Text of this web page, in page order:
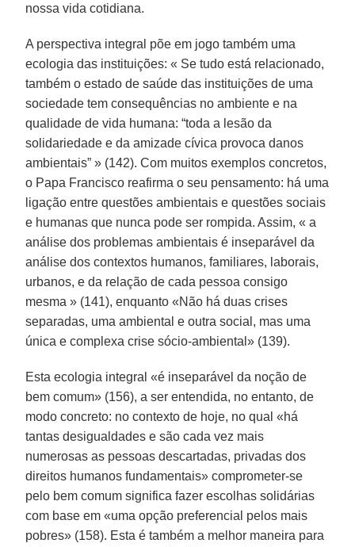
nossa vida cotidiana.
A perspectiva integral põe em jogo também uma
ecologia das instituições: « Se tudo está relacionado,
também o estado de saúde das instituições de uma
sociedade tem consequências no ambiente e na
qualidade de vida humana: “toda a lesão da
solidariedade e da amizade cívica provoca danos
ambientais” » (142). Com muitos exemplos concretos,
o Papa Francisco reafirma o seu pensamento: há uma
ligação entre questões ambientais e questões sociais
e humanas que nunca pode ser rompida. Assim, « a
análise dos problemas ambientais é inseparável da
análise dos contextos humanos, familiares, laborais,
urbanos, e da relação de cada pessoa consigo
mesma » (141), enquanto «Não há duas crises
separadas, uma ambiental e outra social, mas uma
única e complexa crise sócio-ambiental» (139).
Esta ecologia integral «é inseparável da noção de
bem comum» (156), a ser entendida, no entanto, de
modo concreto: no contexto de hoje, no qual «há
tantas desigualdades e são cada vez mais
numerosas as pessoas descartadas, privadas dos
direitos humanos fundamentais» comprometer-se
pelo bem comum significa fazer escolhas solidárias
com base em «uma opção preferencial pelos mais
pobres» (158). Esta é também a melhor maneira para